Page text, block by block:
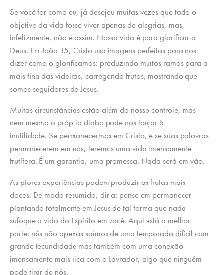
Se você for como eu, já desejou muitas vezes que todo o
objetivo da vida fosse viver apenas de alegrias, mas,
infelizmente, não é assim. Nossa vida é para glorificar a
Deus. Em João 15, Cristo usa imagens perfeitas para nos
dizer como o glorificamos: produzindo muitos ramos para a
mais fina das videiras, carregando frutos, mostrando que
somos seguidores de Jesus.
Muitas circunstâncias estão além do nosso controle, mas
nem mesmo o próprio diabo pode nos forçar à
inutilidade. Se permanecermos em Cristo, e se suas palavras
permanecerem em nós, teremos uma vida imensamente
frutífera. É um garantia, uma promessa. Nada será em vão.
As piores experiências podem produzir as frutas mais
doces. De modo resumido, diria: pense em permanecer
plantando totalmente em Jesus de tal forma que nada
sufoque a vida do Espírito em você. Aqui está a melhor
parte: nós não apenas saímos de uma temporada difícil com
grande fecundidade mas também com uma conexão
imensamente mais rica com o Lavrador, algo que ninguém
pode tirar de nós.